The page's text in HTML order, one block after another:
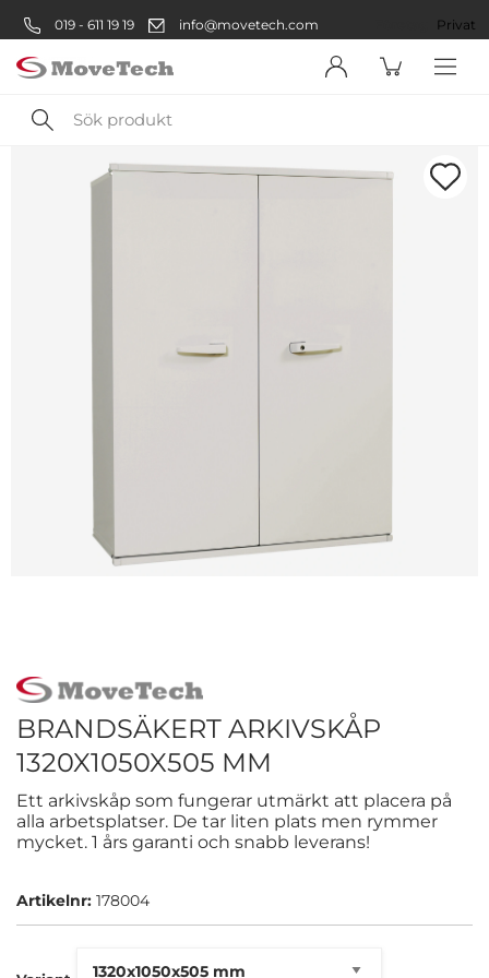
019 - 611 19 19 info@movetech.com Privat
Sök
produkt
BRANDSÄKERT ARKIVSKÅP
1320X1050X505 MM
Ett arkivskåp som fungerar utmärkt att placera på
alla arbetsplatser. De tar liten plats men rymmer
mycket. 1 års garanti och snabb leverans!
Artikelnr: 178004
Välkommen! Välj hur du vill